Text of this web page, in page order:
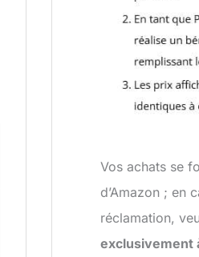
Vos achats se
d’Amazon ; en
réclamation,
exclusivement